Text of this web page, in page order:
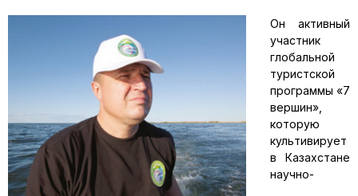
Он активный
участник
глобальной
туристской
программы «7
вершин»,
которую
культивирует
в Казахстане
научно-